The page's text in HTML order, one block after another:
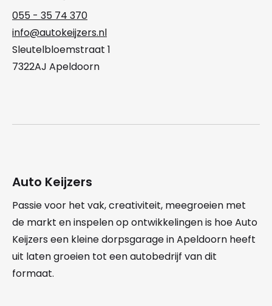
055 - 35 74 370
info@autokeijzers.nl
Sleutelbloemstraat 1
7322AJ Apeldoorn
Auto Keijzers
Passie voor het vak, creativiteit, meegroeien met
de markt en inspelen op ontwikkelingen is hoe Auto
Keijzers een kleine dorpsgarage in Apeldoorn heeft
uit laten groeien tot een autobedrijf van dit
formaat.